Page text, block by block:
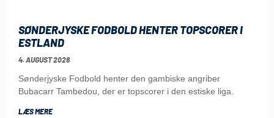
SØNDERJYSKE FODBOLD HENTER TOPSCORER I
ESTLAND
4. AUGUST 2026
Sønderjyske Fodbold henter den gambiske angriber
Bubacarr Tambedou, der er topscorer i den estiske liga.
LÆS MERE